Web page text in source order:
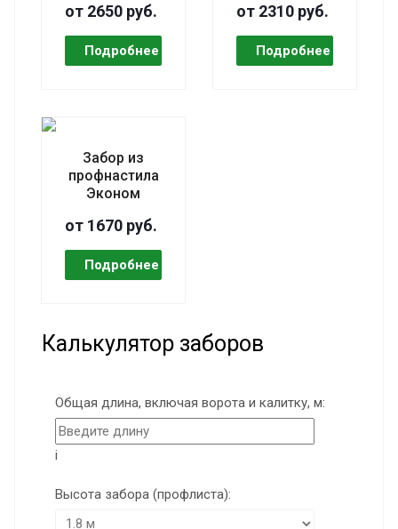
от 2650 руб. от 2310 руб.
Забор из
профнастила
Эконом
от 1670 руб.
Калькулятор заборов
Общая длина, включая ворота и калитку, м:
i
Высота забора (профлиста):